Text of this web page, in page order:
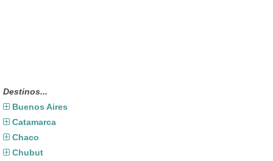
Destinos...
Buenos Aires
Catamarca
Chaco
Chubut